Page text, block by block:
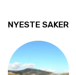
NYESTE SAKER